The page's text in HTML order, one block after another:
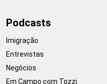
Podcasts
Imigração
Entrevistas
Negócios
Em Campo com Tozzi